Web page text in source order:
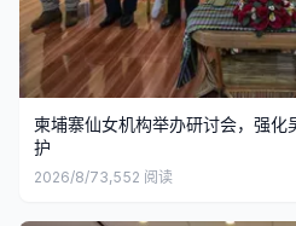
柬埔寨仙女机构举办研讨会，强
护
2026/8/73,552 阅读